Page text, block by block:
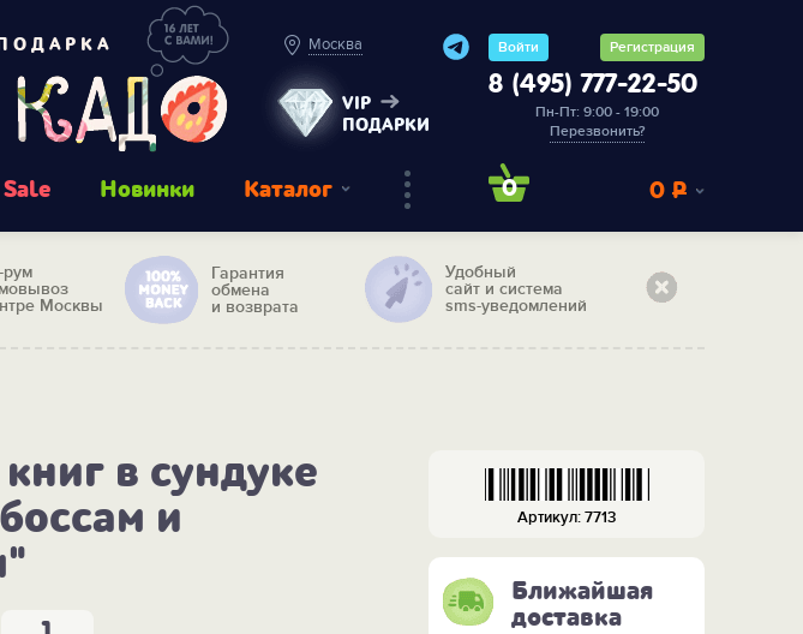
Москва
VIP
ПОДАРКИ
Войти Регистрация
8 (495) 777-22-50
Пн-Пт: 9:00 - 19:00
Перезвонить?
Sale Новинки Каталог 0 0 Р
Москвы
Гарантия
обмена
и возврата
Удобный
сайт и система
sms-уведомлений
в сундуке
и
Артикул: 7713
Ближайшая
доставка